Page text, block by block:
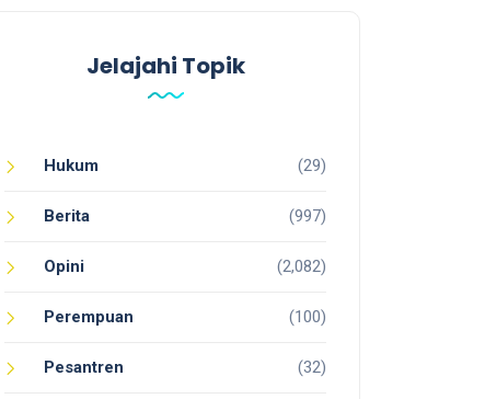
Jelajahi Topik
Hukum (29)
Berita (997)
Opini (2,082)
Perempuan (100)
Pesantren (32)